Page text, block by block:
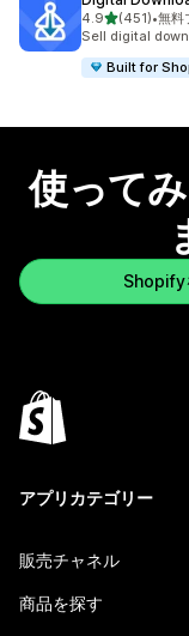
4.95つ星中
(451)
合計レビュー数：
•無料
Sell digital
Built for
使って
Shopify
アプリカテゴリー
販売チャネル
商品を探す